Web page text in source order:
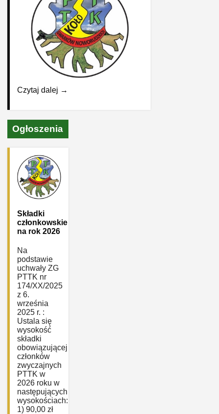
Czytaj dalej →
Ogłoszenia
Składki
członkowskie
na rok 2026
Na
podstawie
uchwały ZG
PTTK nr
174/XX/2025
z 6.
września
2025 r. :
Ustala się
wysokość
składki
obowiązującej
członków
zwyczajnych
PTTK w
2026 roku w
następujących
wysokościach:
1) 90,00 zł